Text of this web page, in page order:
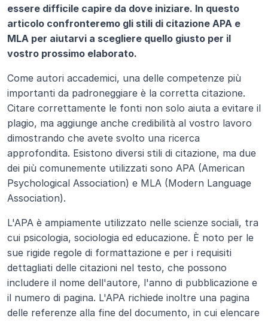
essere difficile capire da dove iniziare. In questo
articolo confronteremo gli stili di citazione APA e
MLA per aiutarvi a scegliere quello giusto per il
vostro prossimo elaborato.
Come autori accademici, una delle competenze più
importanti da padroneggiare è la corretta citazione.
Citare correttamente le fonti non solo aiuta a evitare il
plagio, ma aggiunge anche credibilità al vostro lavoro
dimostrando che avete svolto una ricerca
approfondita. Esistono diversi stili di citazione, ma due
dei più comunemente utilizzati sono APA (American
Psychological Association) e MLA (Modern Language
Association).
L'APA è ampiamente utilizzato nelle scienze sociali, tra
cui psicologia, sociologia ed educazione. È noto per le
sue rigide regole di formattazione e per i requisiti
dettagliati delle citazioni nel testo, che possono
includere il nome dell'autore, l'anno di pubblicazione e
il numero di pagina. L'APA richiede inoltre una pagina
delle referenze alla fine del documento, in cui elencare